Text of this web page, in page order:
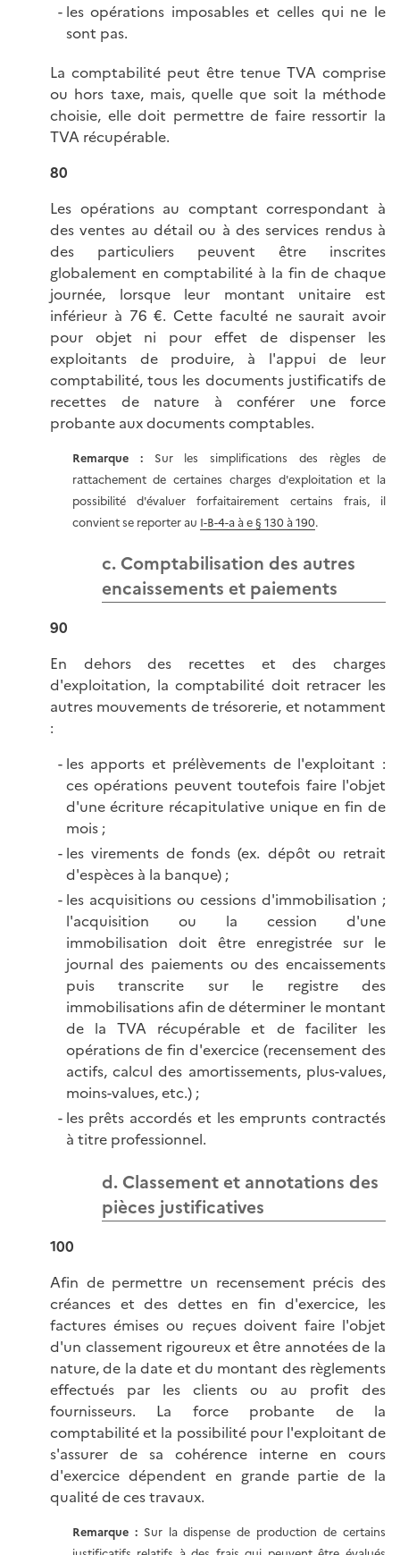
les opérations imposables et celles qui ne le
sont pas.
La comptabilité peut être tenue TVA comprise
ou hors taxe, mais, quelle que soit la méthode
choisie, elle doit permettre de faire ressortir la
TVA récupérable.
80
Les opérations au comptant correspondant à
des ventes au détail ou à des services rendus à
des particuliers peuvent être inscrites
globalement en comptabilité à la fin de chaque
journée, lorsque leur montant unitaire est
inférieur à 76 €. Cette faculté ne saurait avoir
pour objet ni pour effet de dispenser les
exploitants de produire, à l'appui de leur
comptabilité, tous les documents justificatifs de
recettes de nature à conférer une force
probante aux documents comptables.
Remarque :Sur les simplifications des règles de
rattachement de certaines charges d'exploitation et la
possibilité d'évaluer forfaitairement certains frais, il
convient se reporter au I-B-4-a à e § 130 à 190.
c. Comptabilisation des autres
encaissements et paiements
90
En dehors des recettes et des charges
d'exploitation, la comptabilité doit retracer les
autres mouvements de trésorerie, et notamment
:
les apports et prélèvements de l'exploitant :
ces opérations peuvent toutefois faire l'objet
d'une écriture récapitulative unique en fin de
mois ;
les virements de fonds (ex. dépôt ou retrait
d'espèces à la banque) ;
les acquisitions ou cessions d'immobilisation ;
l'acquisition ou la cession d'une
immobilisation doit être enregistrée sur le
journal des paiements ou des encaissements
puis transcrite sur le registre des
immobilisations afin de déterminer le montant
de la TVA récupérable et de faciliter les
opérations de fin d'exercice (recensement des
actifs, calcul des amortissements, plus-values,
moins-values, etc.) ;
les prêts accordés et les emprunts contractés
à titre professionnel.
d. Classement et annotations des
pièces justificatives
100
Afin de permettre un recensement précis des
créances et des dettes en fin d'exercice, les
factures émises ou reçues doivent faire l'objet
d'un classement rigoureux et être annotées de la
nature, de la date et du montant des règlements
effectués par les clients ou au profit des
fournisseurs. La force probante de la
comptabilité et la possibilité pour l'exploitant de
s'assurer de sa cohérence interne en cours
d'exercice dépendent en grande partie de la
qualité de ces travaux.
Remarque : Sur la dispense de production de certains